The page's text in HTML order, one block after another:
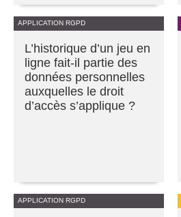
APPLICATION RGPD
L’historique d’un jeu en
ligne fait-il partie des
données personnelles
auxquelles le droit
d’accès s’applique ?
APPLICATION RGPD